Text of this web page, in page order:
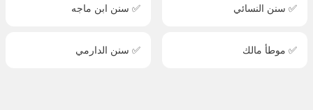
✅ سنن النسائي ✅ سنن ابن ماجه
✅ موطأ مالك ✅ سنن الدارمي